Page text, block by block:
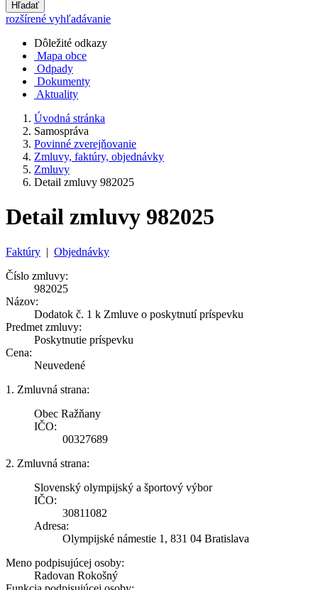
Hľadať
rozšírené vyhľadávanie
Dôležité odkazy
Mapa obce
Odpady
Dokumenty
Aktuality
Úvodná stránka
Samospráva
Povinné zverejňovanie
Zmluvy, faktúry, objednávky
Zmluvy
Detail zmluvy 982025
Detail zmluvy 982025
Faktúry | Objednávky
Číslo zmluvy:
982025
Názov:
Dodatok č. 1 k Zmluve o poskytnutí príspevku
Predmet zmluvy:
Poskytnutie príspevku
Cena:
Neuvedené
1. Zmluvná strana:
Obec Ražňany
IČO:
00327689
2. Zmluvná strana:
Slovenský olympijský a športový výbor
IČO:
30811082
Adresa:
Olympijské námestie 1, 831 04 Bratislava
Meno podpisujúcej osoby:
Radovan Rokošný